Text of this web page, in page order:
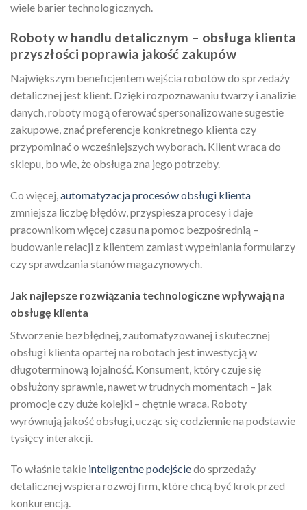
wiele barier technologicznych.
Roboty w handlu detalicznym – obsługa klienta
przyszłości poprawia jakość zakupów
Największym beneficjentem wejścia robotów do sprzedaży
detalicznej jest klient. Dzięki rozpoznawaniu twarzy i analizie
danych, roboty mogą oferować spersonalizowane sugestie
zakupowe, znać preferencje konkretnego klienta czy
przypominać o wcześniejszych wyborach. Klient wraca do
sklepu, bo wie, że obsługa zna jego potrzeby.
Co więcej, automatyzacja procesów obsługi klienta
zmniejsza liczbę błędów, przyspiesza procesy i daje
pracownikom więcej czasu na pomoc bezpośrednią –
budowanie relacji z klientem zamiast wypełniania formularzy
czy sprawdzania stanów magazynowych.
Jak najlepsze rozwiązania technologiczne wpływają na
obsługę klienta
Stworzenie bezbłędnej, zautomatyzowanej i skutecznej
obsługi klienta opartej na robotach jest inwestycją w
długoterminową lojalność. Konsument, który czuje się
obsłużony sprawnie, nawet w trudnych momentach – jak
promocje czy duże kolejki – chętnie wraca. Roboty
wyrównują jakość obsługi, ucząc się codziennie na podstawie
tysięcy interakcji.
To właśnie takie inteligentne podejściedo sprzedaży
detalicznej wspiera rozwój firm, które chcą być krok przed
konkurencją.